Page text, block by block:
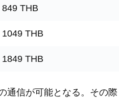
849 THB
1049 THB
1849 THB
通信が可能となる。その際